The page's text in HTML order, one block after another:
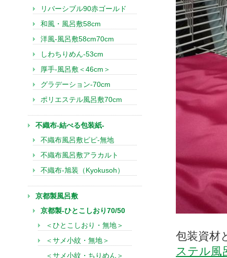
包装資材
ステル風
リバーシブル90赤ゴールド
和風・風呂敷58cm
洋風-風呂敷58cm70cm
しわちりめん-53cm
厚手-風呂敷＜46cm＞
グラデーション-70cm
ポリエステル風呂敷70cm
不織布-結べる包装紙-
不織布風呂敷ピピ-無地
不織布風呂敷アラカルト
不織布-旭装（Kyokusoh）
京都製風呂敷
京都製-ひとこしおり70/50
＜ひとこしおり・無地＞
＜サメ小紋・無地＞
＜サメ小紋・ちりめん＞